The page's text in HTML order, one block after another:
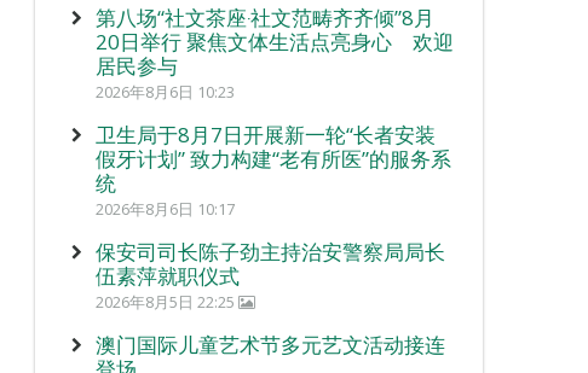
第八场“社文茶座‧社文范畴齐齐倾”8月
20日举行 聚焦文体生活点亮身心 欢迎
居民参与
2026年8月6日 10:23
卫生局于8月7日开展新一轮“长者安装
假牙计划” 致力构建“老有所医”的服务系
统
2026年8月6日 10:17
保安司司长陈子劲主持治安警察局局长
伍素萍就职仪式
2026年8月5日 22:25
澳门国际儿童艺术节多元艺文活动接连